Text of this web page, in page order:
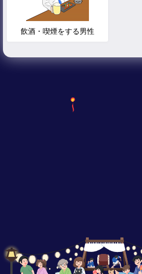
飲酒・喫煙をする男性